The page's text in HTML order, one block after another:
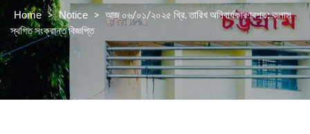
Home > Notice > আজ ০৬/০১/২০২৫ খ্রি. তারিখ অনিবার্যকারণবশত: ক্লাস
স্থগিত সংক্রান্ত বিজ্ঞপ্তি